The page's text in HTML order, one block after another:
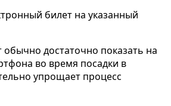
билет на указанный
достаточно показать на
во время посадки в
упрощает процесс